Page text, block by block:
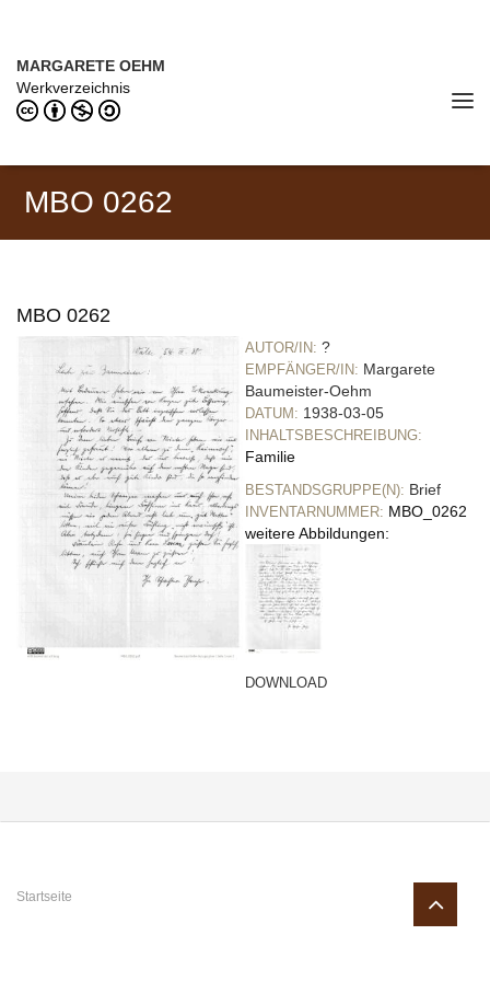
MARGARETE OEHM
Werkverzeichnis
MBO 0262
MBO 0262
AUTOR/IN: ?
EMPFÄNGER/IN: Margarete
Baumeister-Oehm
DATUM: 1938-03-05
INHALTSBESCHREIBUNG:
Familie
BESTANDSGRUPPE(N): Brief
INVENTARNUMMER: MBO_0262
weitere Abbildungen:
DOWNLOAD
Sie sind hier
Startseite